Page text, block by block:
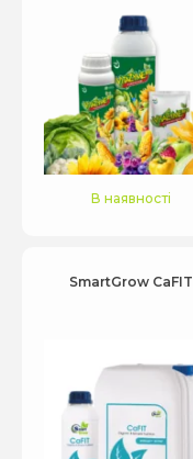
В наявності
SmartGrow CaFIT